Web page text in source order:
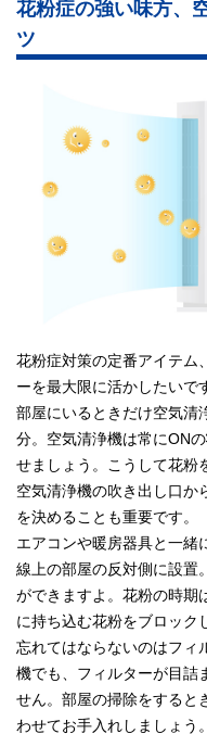
花粉症の強い味方、
ツ
花粉症対策の定番アイテム
ーを最大限に活かしたいで
部屋にいるときだけ空気清
分。空気清浄機は常にON
せましょう。こうして花粉
空気清浄機の吹き出し口か
を決めることも重要です。
エアコンや暖房器具と一緒
線上の部屋の反対側に設置
ができますよ。花粉の時期
に持ち込む花粉をブロック
忘れてはならないのはフィ
機でも、フィルターが目詰
せん。部屋の掃除をすると
わせてお手入れしましょう。